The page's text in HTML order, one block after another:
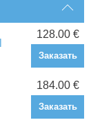
128.00 €
Заказать
184.00 €
Заказать